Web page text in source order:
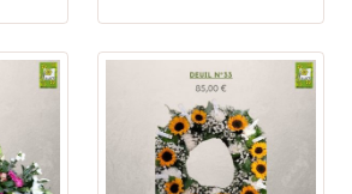
une bougie
votre soutien à la famille en
symboliquement une bougie.